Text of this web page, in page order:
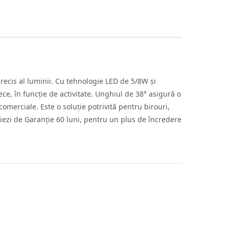
al luminii. Cu tehnologie LED de 5/8W și
în funcție de activitate. Unghiul de 38° asigură o
Este o soluție potrivită pentru birouri,
de Garanție 60 luni, pentru un plus de încredere